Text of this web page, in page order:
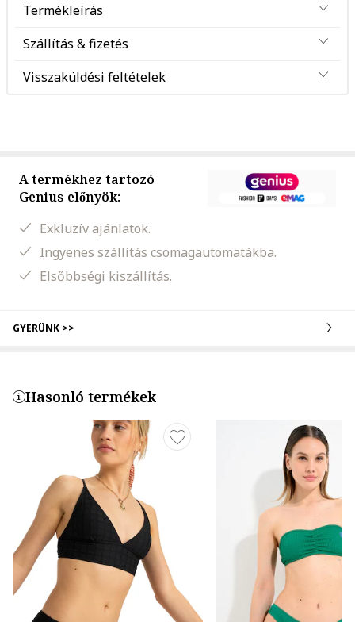
Termékleírás
Szállítás & fizetés
Visszaküldési feltételek
A termékhez tartozó
Genius előnyök:
Exkluzív ajánlatok.
Ingyenes szállítás csomagautomatákba.
Elsőbbségi kiszállítás.
GYERÜNK >>
Hasonló termékek